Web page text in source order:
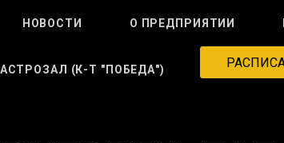
НОВОСТИ О ПРЕДПРИЯТИИ
(к-Т "ПОБЕДА")